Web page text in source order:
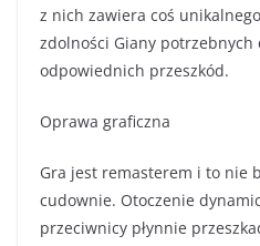
z nich zawiera coś
zdolności Giany potrzebnych
odpowiednich przeszkód.
Oprawa graficzna
Gra jest remasterem i to nie
cudownie. Otoczenie
przeciwnicy płynnie